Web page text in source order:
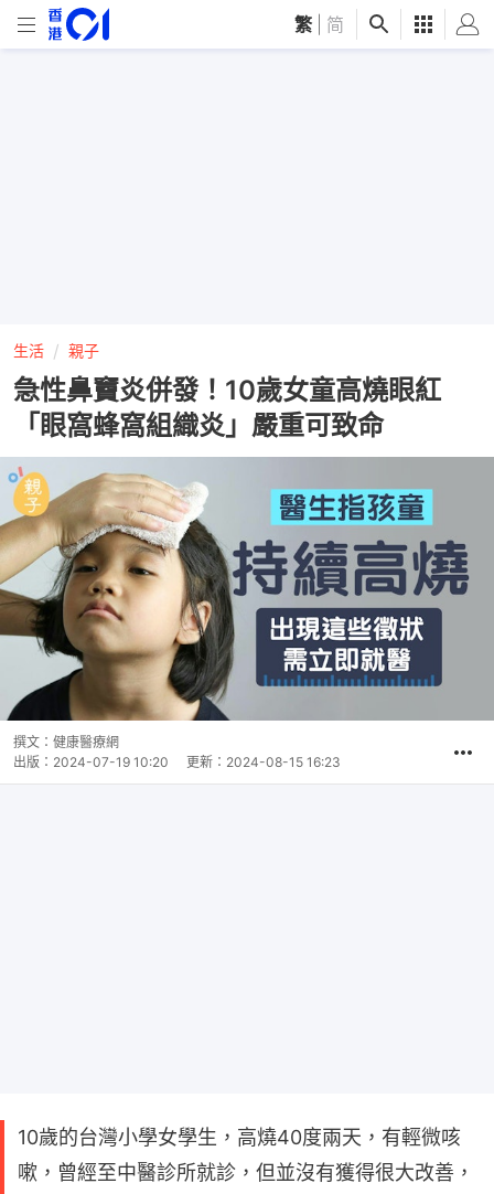
繁 简
生活 親子
急性鼻竇炎併發！10歲女童高燒眼紅
「眼窩蜂窩組織炎」嚴重可致命
撰文： 健康醫療網
出版： 2024-07-19 10:20 更新： 2024-08-15 16:23
10歲的台灣小學女學生，高燒40度兩天，有輕微咳
嗽，曾經至中醫診所就診，但並沒有獲得很大改善，